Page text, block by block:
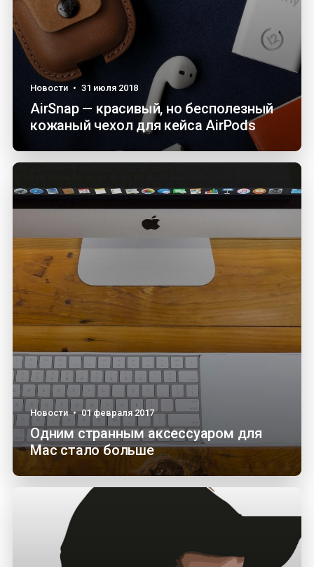
Новости • 31 июля 2018
AirSnap — красивый, но бесполезный
кожаный чехол для кейса AirPods
Новости • 01 февраля 2017
Одним странным аксессуаром для
Mac стало больше